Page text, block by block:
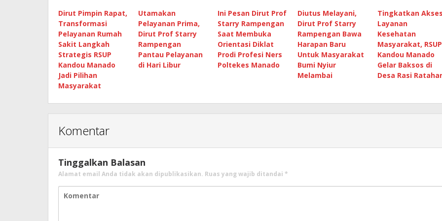
Dirut Pimpin Rapat,
Transformasi
Pelayanan Rumah
Sakit Langkah
Strategis RSUP
Kandou Manado
Jadi Pilihan
Masyarakat
Utamakan
Pelayanan Prima,
Dirut Prof Starry
Rampengan
Pantau Pelayanan
di Hari Libur
Ini Pesan Dirut Prof
Starry Rampengan
Saat Membuka
Orientasi Diklat
Prodi Profesi Ners
Poltekes Manado
Diutus Melayani,
Dirut Prof Starry
Rampengan Bawa
Harapan Baru
Untuk Masyarakat
Bumi Nyiur
Melambai
Tingkatkan
Layanan
Kesehatan
Masyarakat, RSUP
Kandou Manado
Gelar Baksos di
Desa Rasi
Komentar
Tinggalkan Balasan
Alamat email Anda tidak akan dipublikasikan. Ruas yang wajib ditandai *